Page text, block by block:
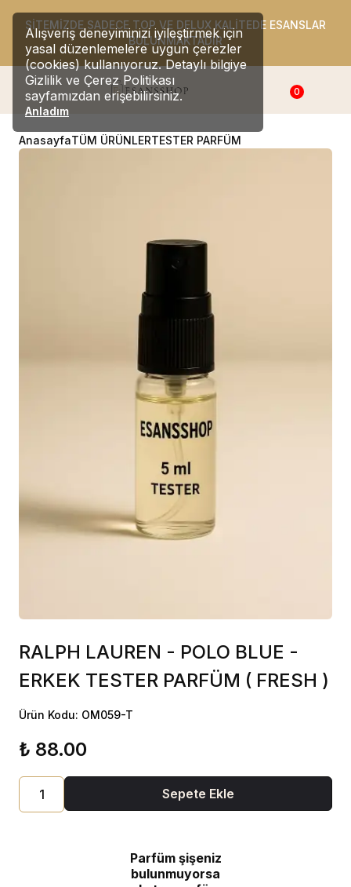
Alışveriş deneyiminizi iyileştirmek için
yasal düzenlemelere uygun çerezler
(cookies) kullanıyoruz. Detaylı bilgiye
Gizlilik ve Çerez Politikası
sayfamızdan erişebilirsiniz.
Anladım
SİTEMİZDE SADECE TOP VE DELUX KALİTEDE ESANSLAR
BULUNMAKTADIR
0
AnasayfaTÜM ÜRÜNLERTESTER PARFÜM
RALPH LAUREN - POLO BLUE -
ERKEK TESTER PARFÜM ( FRESH )
Ürün Kodu: OM059-T
₺ 88.00
Sepete Ekle
Parfüm şişeniz
bulunmuyorsa